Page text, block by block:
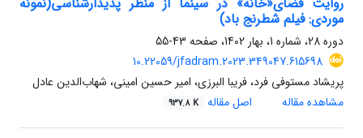
موردی: فیلم شطرنج باد)
دوره 28، شماره 1، بهار 1402، صفحه
43-55
10.22059/jfadram.2023.349047.615698
پریشاد مستوفی فرد، فریبا البرزی، امیر حسین امینی، شهاب‌الدین عادل
مشاهده مقاله
اصل مقاله 937.8 K